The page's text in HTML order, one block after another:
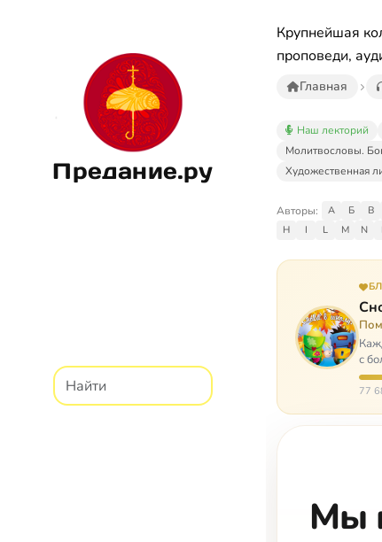
Предание.ру
Крупнейшая
проповеди,
Главная
Наш лекторий
Молитвословы.
Художественная
Авторы: А Б В
H
I L M N
с
них
77
Мы